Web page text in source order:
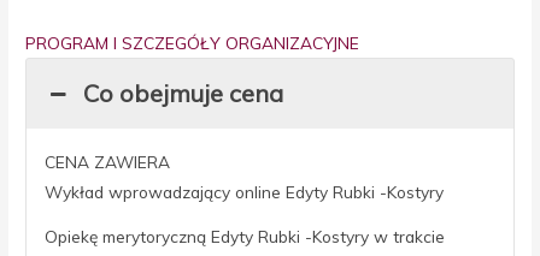
PROGRAM I SZCZEGÓŁY ORGANIZACYJNE
Co obejmuje cena
CENA ZAWIERA
Wykład wprowadzający online Edyty Rubki -Kostyry
Opiekę merytoryczną Edyty Rubki -Kostyry w trakcie